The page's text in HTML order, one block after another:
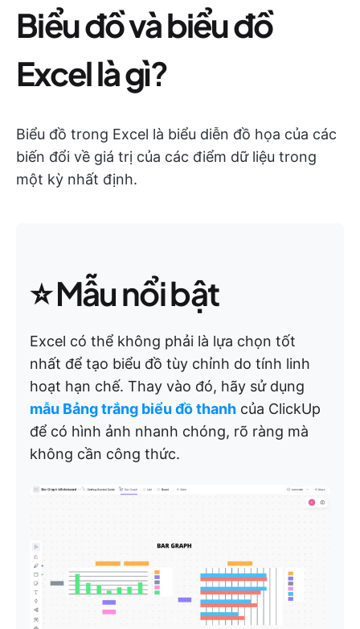
Biểu đồ và biểu đồ
Excel là gì?
Biểu đồ trong Excel là biểu diễn đồ họa của các
biến đổi về giá trị của các điểm dữ liệu trong
một kỳ nhất định.
⭐Mẫu nổi bật
Excel có thể không phải là lựa chọn tốt
nhất để tạo biểu đồ tùy chỉnh do tính linh
hoạt hạn chế. Thay vào đó, hãy sử dụng
mẫu Bảng trắng biểu đồ thanh của ClickUp
để có hình ảnh nhanh chóng, rõ ràng mà
không cần công thức.